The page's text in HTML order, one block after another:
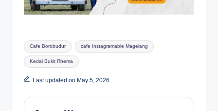
Tags:
Cafe Borobudur cafe Instagramable Magelang
Kedai Bukit Rhema
Last updated on May 5, 2026